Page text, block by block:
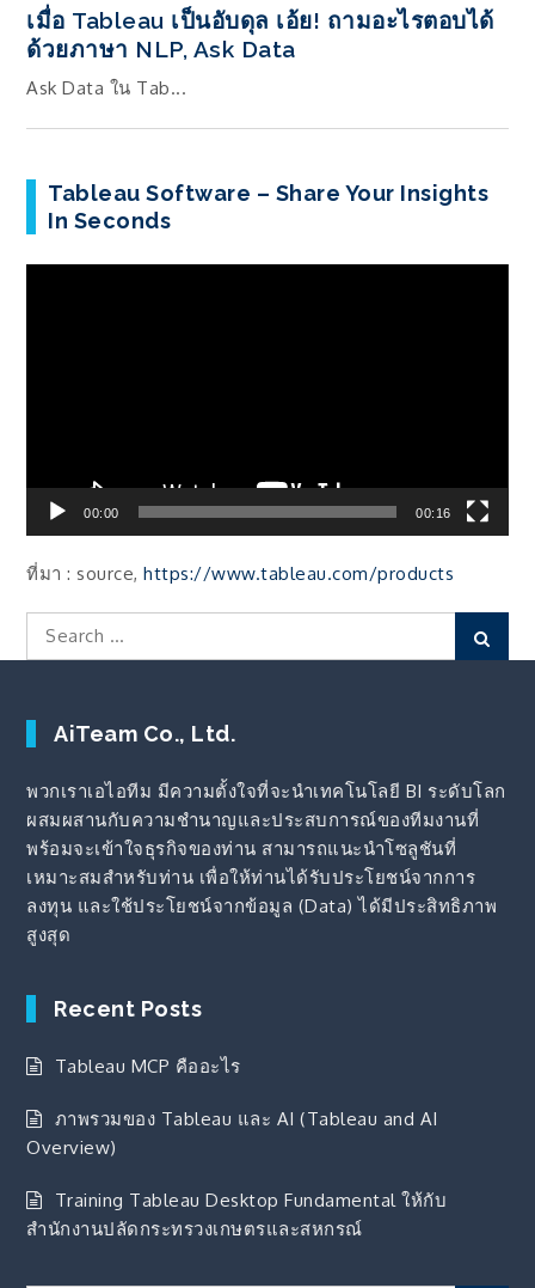
เมื่อ Tableau เป็นอับดุล เอ้ย! ถามอะไรตอบได้
ด้วยภาษา NLP, Ask Data
Ask Data ใน Tab...
Tableau Software – Share Your Insights
In Seconds
00:00 00:16
ที่มา : source,https://www.tableau.com/products
Search
for:
AiTeam Co., Ltd.
พวกเราเอไอทีม มีความตั้งใจที่จะนำเทคโนโลยี BI ระดับโลก
ผสมผสานกับความชำนาญและประสบการณ์ของทีมงานที่
พร้อมจะเข้าใจธุรกิจของท่าน สามารถแนะนำโซลูชันที่
เหมาะสมสำหรับท่าน เพื่อให้ท่านได้รับประโยชน์จากการ
ลงทุน และใช้ประโยชน์จากข้อมูล (Data) ได้มีประสิทธิภาพ
สูงสุด
Recent Posts
Tableau MCP คืออะไร
ภาพรวมของ Tableau และ AI (Tableau and AI
Overview)
Training Tableau Desktop Fundamental ให้กับ
สำนักงานปลัดกระทรวงเกษตรและสหกรณ์